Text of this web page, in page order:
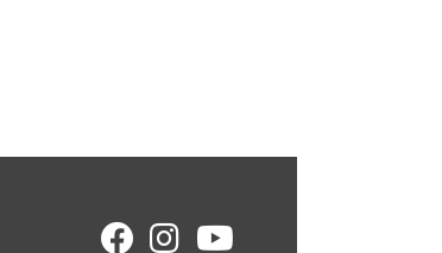
fab
fab
fab